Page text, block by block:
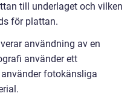
till underlaget och vilken
för plattan.
användning av en
använder ett
fotokänsliga